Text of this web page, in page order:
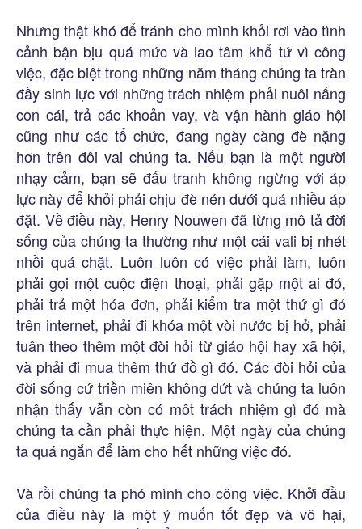
Nhưng thật khó để tránh cho mình khỏi rơi vào tình
cảnh bận bịu quá mức và lao tâm khổ tứ vì công
việc, đặc biệt trong những năm tháng chúng ta tràn
đầy sinh lực với những trách nhiệm phải nuôi nấng
con cái, trả các khoản vay, và vận hành giáo hội
cũng như các tổ chức, đang ngày càng đè nặng
hơn trên đôi vai chúng ta. Nếu bạn là một người
nhạy cảm, bạn sẽ đấu tranh không ngừng với áp
lực này để khỏi phải chịu đè nén dưới quá nhiều áp
đặt. Về điều này, Henry Nouwen đã từng mô tả đời
sống của chúng ta thường như một cái vali bị nhét
nhồi quá chặt. Luôn luôn có việc phải làm, luôn
phải gọi một cuộc điện thoại, phải gặp một ai đó,
phải trả một hóa đơn, phải kiểm tra một thứ gì đó
trên internet, phải đi khóa một vòi nước bị hở, phải
tuân theo thêm một đòi hỏi từ giáo hội hay xã hội,
và phải đi mua thêm thứ đồ gì đó. Các đòi hỏi của
đời sống cứ triền miên không dứt và chúng ta luôn
nhận thấy vẫn còn có môt trách nhiệm gì đó mà
chúng ta cần phải thực hiện. Một ngày của chúng
ta quá ngắn để làm cho hết những việc đó.
Và rồi chúng ta phó mình cho công việc. Khởi đầu
của điều này là một ý muốn tốt đẹp và vô hại,